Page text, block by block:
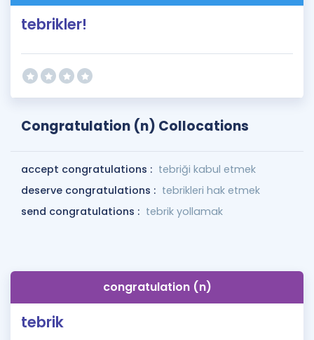
tebrikler!
Congratulation (n) Collocations
accept congratulations : tebriği kabul etmek
deserve congratulations : tebrikleri hak etmek
send congratulations : tebrik yollamak
congratulation (n)
tebrik